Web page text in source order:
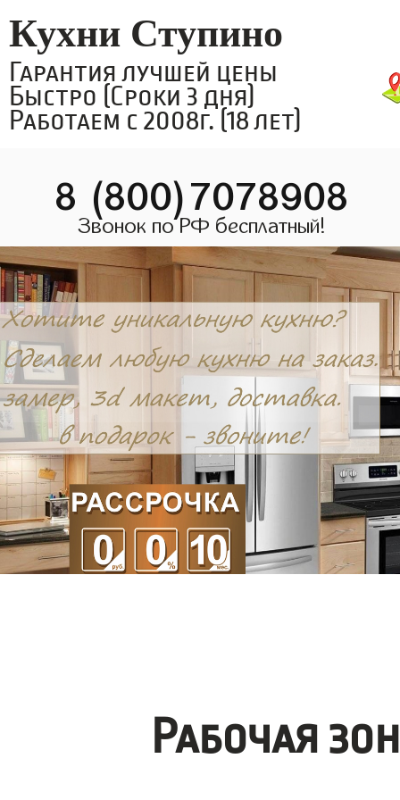
Кухни Ступино
Гарантия лучшей цены
Быстро (Сроки 3 дня)
Работаем с 2008г. (18 лет)
8 (800)7078908
Звонок по РФ бесплатный!
Рабочая